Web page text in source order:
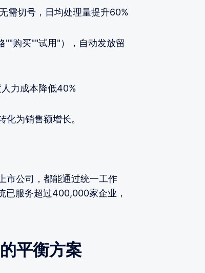
需切号，日均处理量提升60%
""购买""试用"），自动发放留
力成本降低40%
为销售额增长。
市公司，都能通过统一工作
已服务超过400,000家企业，
平衡方案